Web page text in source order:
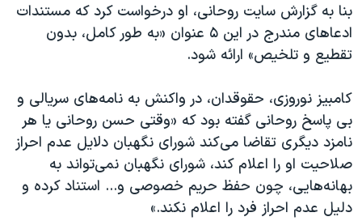
بنا به گزارش سایت روحانی، او درخواست کرد که مستندات
ادعاهای مندرج در این ۵ عنوان «به طور کامل، بدون
تقطیع و تلخیص» ارائه شود.
کامبیز نوروزی، حقوقدان، در واکنش به نامه‌های سریالی و
بی پاسخ روحانی گفته بود که «وقتی حسن روحانی یا هر
نامزد دیگری تقاضا می‌کند شورای نگهبان دلایل عدم احراز
صلاحیت او را اعلام کند، شورای نگهبان نمی‌تواند به
بهانه‌هایی، چون حفظ حریم خصوصی و... استناد کرده و
دلیل عدم احراز فرد را اعلام نکند.»